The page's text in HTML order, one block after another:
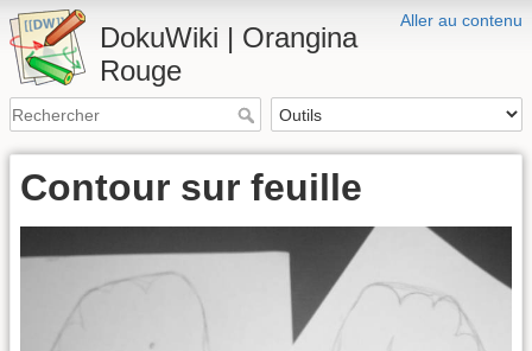
Aller au contenu
DokuWiki | Orangina
Rouge
Contour sur feuille